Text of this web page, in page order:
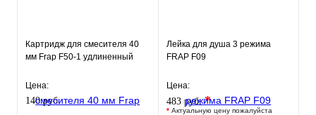
Картридж для смесителя 40
мм Frap F50-1 удлиненный
Цена:
140 руб.
Лейка для душа 3 режима
FRAP F09
Цена:
483 руб.*
* Актуальную цену пожалуйста